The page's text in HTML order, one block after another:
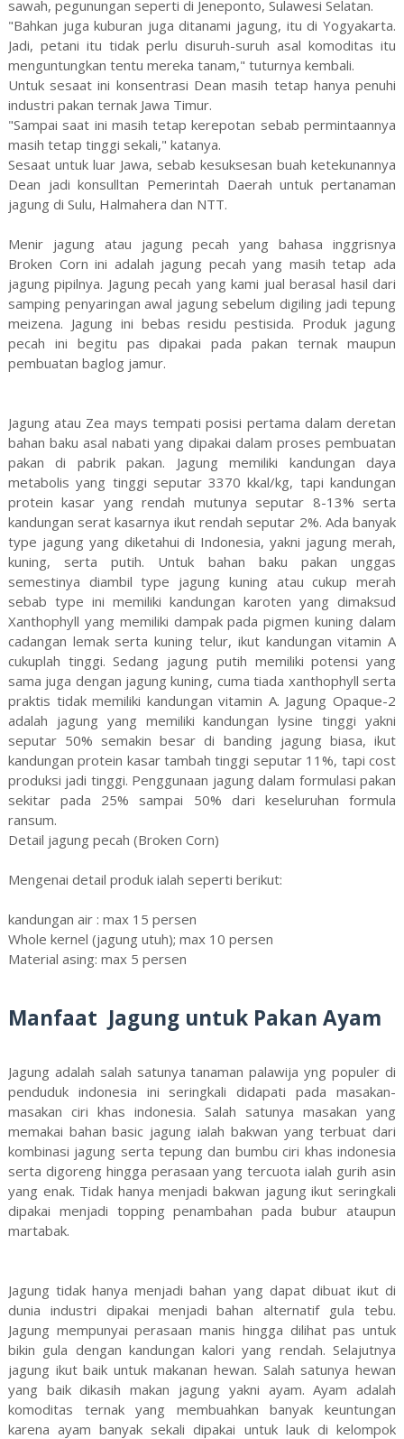
sawah, pegunungan seperti di Jeneponto, Sulawesi Selatan.
"Bahkan juga kuburan juga ditanami jagung, itu di Yogyakarta.
Jadi, petani itu tidak perlu disuruh-suruh asal komoditas itu
menguntungkan tentu mereka tanam," tuturnya kembali.
Untuk sesaat ini konsentrasi Dean masih tetap hanya penuhi
industri pakan ternak Jawa Timur.
"Sampai saat ini masih tetap kerepotan sebab permintaannya
masih tetap tinggi sekali," katanya.
Sesaat untuk luar Jawa, sebab kesuksesan buah ketekunannya
Dean jadi konsulltan Pemerintah Daerah untuk pertanaman
jagung di Sulu, Halmahera dan NTT.
Menir jagung atau jagung pecah yang bahasa inggrisnya
Broken Corn ini adalah jagung pecah yang masih tetap ada
jagung pipilnya. Jagung pecah yang kami jual berasal hasil dari
samping penyaringan awal jagung sebelum digiling jadi tepung
meizena. Jagung ini bebas residu pestisida. Produk jagung
pecah ini begitu pas dipakai pada pakan ternak maupun
pembuatan baglog jamur.
Jagung atau Zea mays tempati posisi pertama dalam deretan
bahan baku asal nabati yang dipakai dalam proses pembuatan
pakan di pabrik pakan. Jagung memiliki kandungan daya
metabolis yang tinggi seputar 3370 kkal/kg, tapi kandungan
protein kasar yang rendah mutunya seputar 8-13% serta
kandungan serat kasarnya ikut rendah seputar 2%. Ada banyak
type jagung yang diketahui di Indonesia, yakni jagung merah,
kuning, serta putih. Untuk bahan baku pakan unggas
semestinya diambil type jagung kuning atau cukup merah
sebab type ini memiliki kandungan karoten yang dimaksud
Xanthophyll yang memiliki dampak pada pigmen kuning dalam
cadangan lemak serta kuning telur, ikut kandungan vitamin A
cukuplah tinggi. Sedang jagung putih memiliki potensi yang
sama juga dengan jagung kuning, cuma tiada xanthophyll serta
praktis tidak memiliki kandungan vitamin A. Jagung Opaque-2
adalah jagung yang memiliki kandungan lysine tinggi yakni
seputar 50% semakin besar di banding jagung biasa, ikut
kandungan protein kasar tambah tinggi seputar 11%, tapi cost
produksi jadi tinggi. Penggunaan jagung dalam formulasi pakan
sekitar pada 25% sampai 50% dari keseluruhan formula
ransum.
Detail jagung pecah (Broken Corn)
Mengenai detail produk ialah seperti berikut:
kandungan air : max 15 persen
Whole kernel (jagung utuh); max 10 persen
Material asing: max 5 persen
Manfaat Jagung untuk Pakan Ayam
Jagung adalah salah satunya tanaman palawija yng populer di
penduduk indonesia ini seringkali didapati pada masakan-
masakan ciri khas indonesia. Salah satunya masakan yang
memakai bahan basic jagung ialah bakwan yang terbuat dari
kombinasi jagung serta tepung dan bumbu ciri khas indonesia
serta digoreng hingga perasaan yang tercuota ialah gurih asin
yang enak. Tidak hanya menjadi bakwan jagung ikut seringkali
dipakai menjadi topping penambahan pada bubur ataupun
martabak.
Jagung tidak hanya menjadi bahan yang dapat dibuat ikut di
dunia industri dipakai menjadi bahan alternatif gula tebu.
Jagung mempunyai perasaan manis hingga dilihat pas untuk
bikin gula dengan kandungan kalori yang rendah. Selajutnya
jagung ikut baik untuk makanan hewan. Salah satunya hewan
yang baik dikasih makan jagung yakni ayam. Ayam adalah
komoditas ternak yang membuahkan banyak keuntungan
karena ayam banyak sekali dipakai untuk lauk di kelompok